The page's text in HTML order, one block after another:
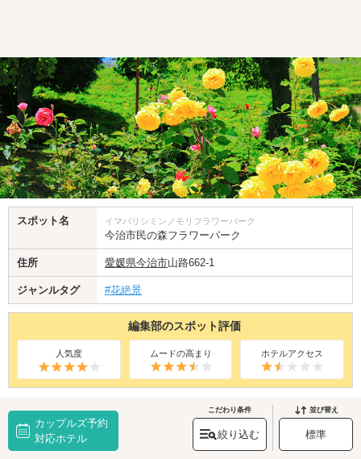
スポット名 イマバリシミンノモリフラワーパーク
今治市民の森フラワーパーク
住所 愛媛県今治市山路662-1
ジャンルタグ #花絶景
編集部のスポット評価
人気度 ムードの高まり ホテルアクセス
カップルズ予約
対応ホテル
こだわり条件
絞り込む
並び替え
標準